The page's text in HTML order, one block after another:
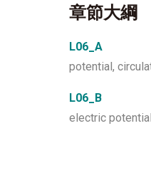
章節大綱
L06_A
potential,
L06_B
electric